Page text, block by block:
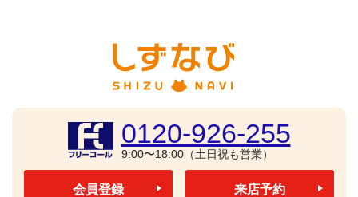
0120-926-255
9:00〜18:00（土日祝も営業）
会員登録 来店予約